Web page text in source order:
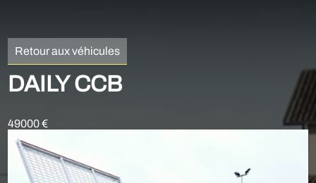
Retour aux véhicules
DAILY CCB
49000 €